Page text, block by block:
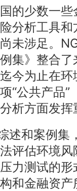
的少数一
分析工具
未涉足。
集》整合
今为止在
“公共产品”
析方面发
述和案例集
评估环境
力测试的
和金融资